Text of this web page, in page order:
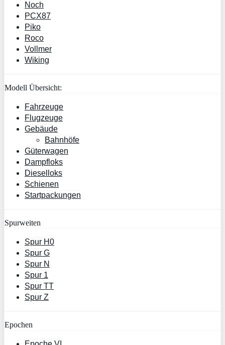
Noch
PCX87
Piko
Roco
Vollmer
Wiking
Modell Übersicht:
Fahrzeuge
Flugzeuge
Gebäude
Bahnhöfe
Güterwagen
Dampfloks
Dieselloks
Schienen
Startpackungen
Spurweiten
Spur H0
Spur G
Spur N
Spur 1
Spur TT
Spur Z
Epochen